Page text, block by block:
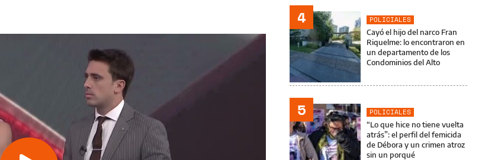
4
POLICIALES
Cayó el hijo del narco Fran
Riquelme: lo encontraron en
un departamento de los
Condominios del Alto
5
POLICIALES
“Lo que hice no tiene vuelta
atrás”: el perfil del femicida
de Débora y un crimen atroz
sin un porqué